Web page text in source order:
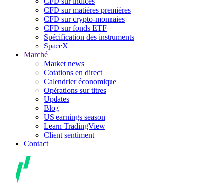
CFD sur matières premières
CFD sur crypto-monnaies
CFD sur fonds ETF
Spécification des instruments
SpaceX
Marché
Market news
Cotations en direct
Calendrier économique
Opérations sur titres
Updates
Blog
US earnings season
Learn TradingView
Client sentiment
Contact